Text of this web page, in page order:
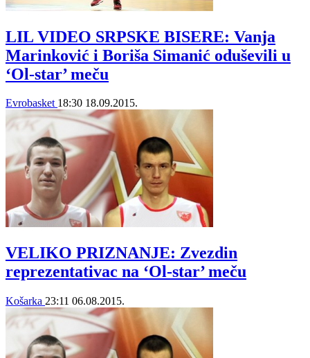
LIL VIDEO SRPSKE BISERE: Vanja
Marinković i Boriša Simanić oduševili u
‘Ol-star’ meču
Evrobasket 18:30 18.09.2015.
VELIKO PRIZNANJE: Zvezdin
reprezentativac na ‘Ol-star’ meču
Košarka 23:11 06.08.2015.